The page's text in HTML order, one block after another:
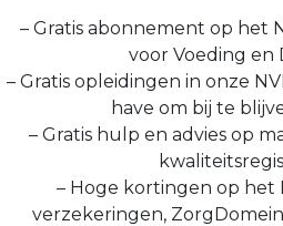
– Gratis abonnement op het
voor Voeding en
– Gratis opleidingen in onze
have om bij te
– Gratis hulp en advies op
– Hoge kortingen op het
verzekeringen,